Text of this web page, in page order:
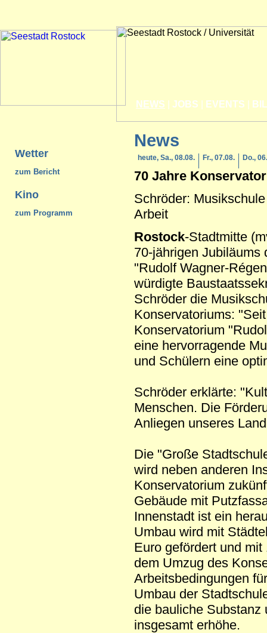
NEWS JOBS EVENTS
Wetter
zum Bericht
Kino
zum Programm
News
heute, Sa., 08.08. Fr., 07.08. Do.,
70 Jahre
Schröder:
Arbeit
Rostock-Stadtmitte
70-jährigen Jubiläums
"Rudolf Wagner-
würdigte
Schröder die
Konservatoriums:
Konservatorium
eine hervorragende
und Schülern eine
Schröder erklärte:
Menschen. Die
Anliegen unseres
Die "Große
wird neben anderen
Konservatorium
Gebäude mit
Innenstadt ist ein
Umbau wird mit
Euro gefördert und
dem Umzug des
Arbeitsbedingungen
Umbau der
die bauliche Substanz
insgesamt erhöhe.